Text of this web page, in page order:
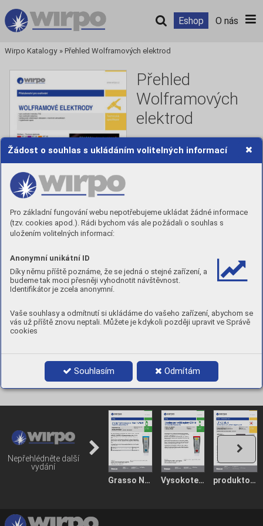
Žádost o souhlas s ukládáním volitelných informací
Pro základní fungování webu nepotřebujeme ukládat žádné informace
(tzv. cookies apod.). Rádi bychom vás ale požádali o souhlas s
uložením volitelných informací:
Anonymní unikátní ID
Díky němu příště poznáme, že se jedná o stejné zařízení, a
budeme tak moci přesněji vyhodnotit návštěvnost.
Identifikátor je zcela anonymní.
Vaše souhlasy a odmítnutí si ukládáme do vašeho zařízení, abychom se
vás už příště znovu neptali. Můžete je kdykoli později upravit ve Správě
cookies
Souhlasím Odmítám
Eshop O nás
Wirpo Katalogy » Přehled Wolframových elektrod
Přehled
Wolframových
elektrod
Obsah
Nepřehlédněte další
vydání
Grasso Nautica GN 930
Vysokoteplotní mazivo GR110 produktovy list _JT 450ML-1_23